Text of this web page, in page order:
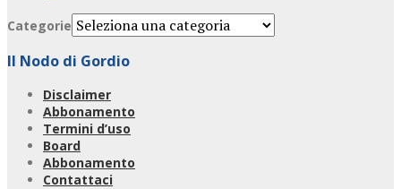
Categorie
Il Nodo di Gordio
Disclaimer
Abbonamento
Termini d’uso
Board
Abbonamento
Contattaci